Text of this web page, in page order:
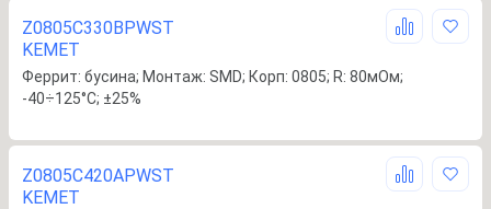
Z0805C330BPWST
KEMET
Феррит: бусина; Монтаж: SMD; Корп: 0805; R: 80мОм;
-40÷125°C; ±25%
Z0805C420APWST
KEMET